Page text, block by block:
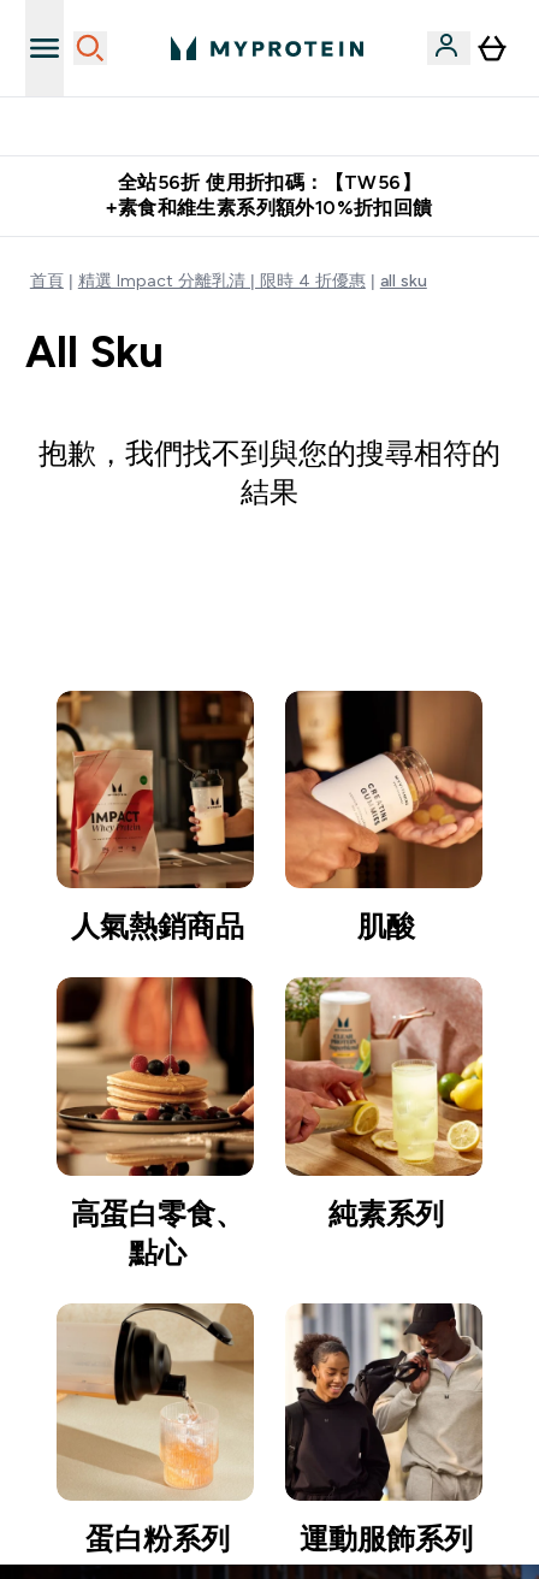
全站56折 使用折扣碼：【TW56】
+素食和維生素系列額外10%折扣回饋
首頁 精選 Impact 分離乳清 | 限時 4 折優惠 all sku
All Sku
抱歉，我們找不到與您的搜尋相符的
結果
人氣熱銷商品 肌酸
高蛋白零食、
點心
純素系列
蛋白粉系列 運動服飾系列